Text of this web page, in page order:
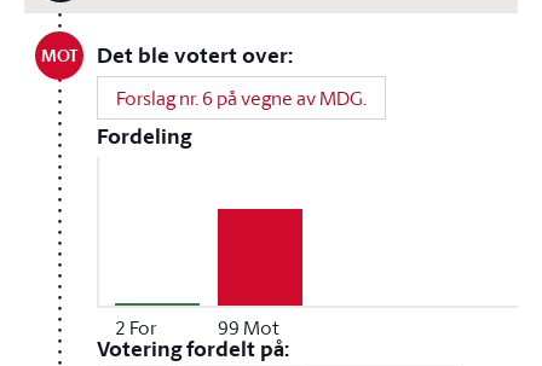
MOT Det ble votert over:
Forslag nr. 6 på vegne av MDG.
Fordeling
2 For 99 Mot
Votering fordelt på: